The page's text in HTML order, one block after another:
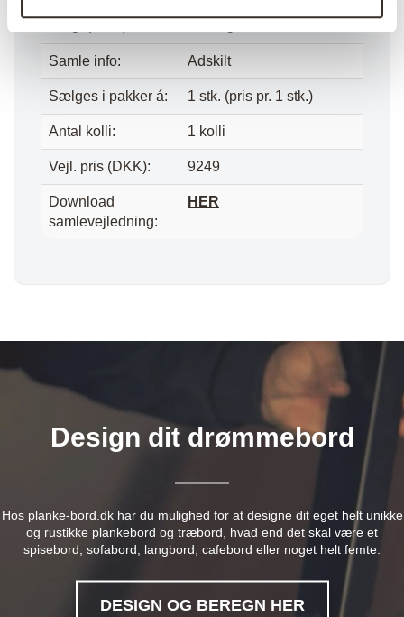
Samle info: Adskilt
Sælges i pakker á: 1 stk. (pris pr. 1 stk.)
Antal kolli: 1 kolli
Vejl. pris (DKK): 9249
Download
samlevejledning:
HER
Design dit drømmebord
Hos planke-bord.dk har du mulighed for at designe dit eget helt unikke
og rustikke plankebord og træbord, hvad end det skal være et
spisebord, sofabord, langbord, cafebord eller noget helt femte.
DESIGN OG BEREGN HER